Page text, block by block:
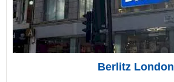
Berlitz London